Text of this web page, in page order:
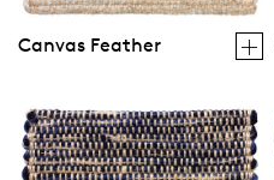
Canvas Feather